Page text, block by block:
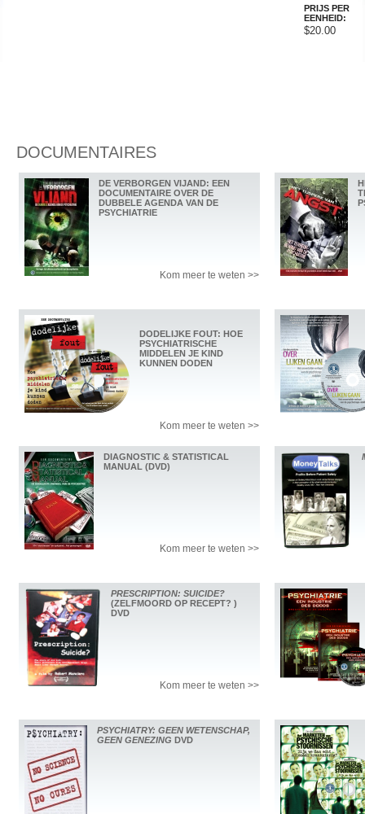
PRIJS PER
EENHEID:
$20.00
DOCUMENTAIRES
DE VERBORGEN VIJAND: EEN
DOCUMENTAIRE OVER DE
DUBBELE AGENDA VAN DE
PSYCHIATRIE
Kom meer te weten >>
DODELIJKE FOUT: HOE
PSYCHIATRISCHE
MIDDELEN JE KIND
KUNNEN DODEN
Kom meer te weten >>
DIAGNOSTIC & STATISTICAL
MANUAL (DVD)
Kom meer te weten >>
PRESCRIPTION: SUICIDE?
(ZELFMOORD OP RECEPT? )
DVD
Kom meer te weten >>
PSYCHIATRY: GEEN WETENSCHAP,
GEEN GENEZING DVD